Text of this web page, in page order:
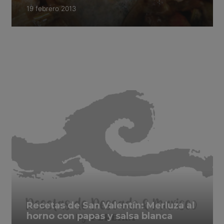
19 febrero 2013
Recetas de San Valentín: Merluza al
horno con papas y salsa blanca